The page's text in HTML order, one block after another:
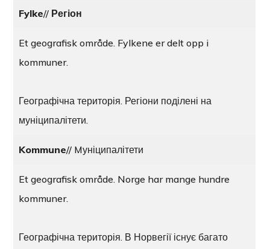
Fylke// Регіон
Et geografisk område. Fylkene er delt opp i
kommuner.
Географічна територія. Регіони поділені на
муніципалітети.
Kommune// Mуніципалітети
Et geografisk område. Norge har mange hundre
kommuner.
Географічна територія. В Норвегії існує багато